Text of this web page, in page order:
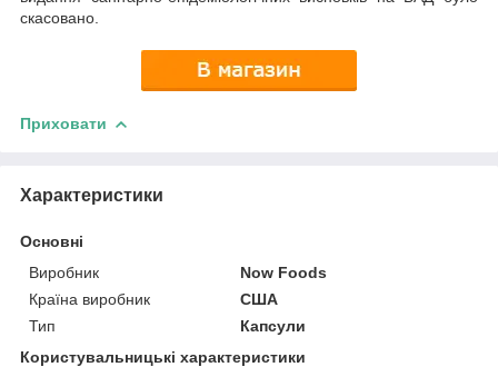
скасовано.
Приховати
Характеристики
Основні
Виробник
Now Foods
Країна виробник
США
Тип
Капсули
Користувальницькі характеристики